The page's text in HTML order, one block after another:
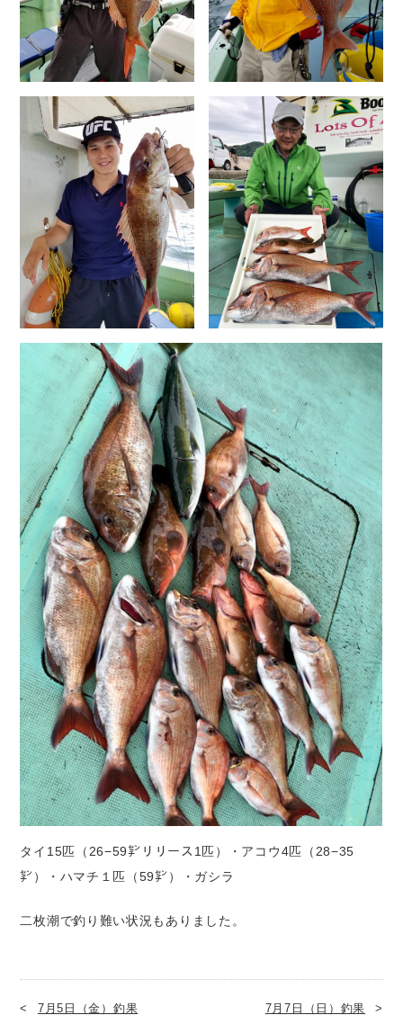
タイ15匹（26−59㌢リリース1匹）・アコウ4匹（28−35
㌢）・ハマチ１匹（59㌢）・ガシラ
二枚潮で釣り難い状況もありました。
7月5日（金）釣果 7月7日（日）釣果